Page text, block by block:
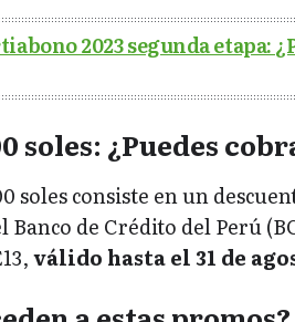
2023 segunda etapa:
soles: ¿Puedes
soles consiste en un
de Crédito del Perú
válido hasta el 31 de